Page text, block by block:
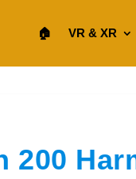
🏠︎ VR & XR
200